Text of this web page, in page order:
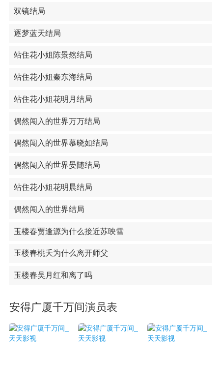
双镜结局
逐梦蓝天结局
站住花小姐陈景然结局
站住花小姐秦东海结局
站住花小姐花明月结局
偶然闯入的世界万万结局
偶然闯入的世界慕晓如结局
偶然闯入的世界晏随结局
站住花小姐花明晨结局
偶然闯入的世界结局
玉楼春贾逢源为什么接近苏映雪
玉楼春桃夭为什么离开师父
玉楼春吴月红和离了吗
安得广厦千万间演员表